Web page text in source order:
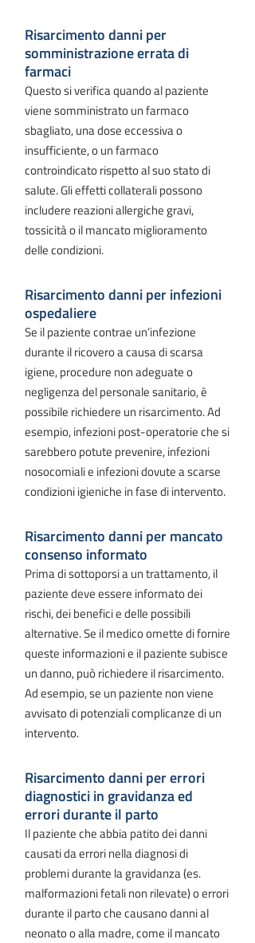
Risarcimento danni per
somministrazione errata di
farmaci
Questo si verifica quando al paziente
viene somministrato un farmaco
sbagliato, una dose eccessiva o
insufficiente, o un farmaco
controindicato rispetto al suo stato di
salute. Gli effetti collaterali possono
includere reazioni allergiche gravi,
tossicità o il mancato miglioramento
delle condizioni.
Risarcimento danni per infezioni
ospedaliere
Se il paziente contrae un’infezione
durante il ricovero a causa di scarsa
igiene, procedure non adeguate o
negligenza del personale sanitario, è
possibile richiedere un risarcimento. Ad
esempio, infezioni post-operatorie che si
sarebbero potute prevenire, infezioni
nosocomiali e infezioni dovute a scarse
condizioni igieniche in fase di intervento.
Risarcimento danni per mancato
consenso informato
Prima di sottoporsi a un trattamento, il
paziente deve essere informato dei
rischi, dei benefici e delle possibili
alternative. Se il medico omette di fornire
queste informazioni e il paziente subisce
un danno, può richiedere il risarcimento.
Ad esempio, se un paziente non viene
avvisato di potenziali complicanze di un
intervento.
Risarcimento danni per errori
diagnostici in gravidanza ed
errori durante il parto
Il paziente che abbia patito dei danni
causati da errori nella diagnosi di
problemi durante la gravidanza (es.
malformazioni fetali non rilevate) o errori
durante il parto che causano danni al
neonato o alla madre, come il mancato